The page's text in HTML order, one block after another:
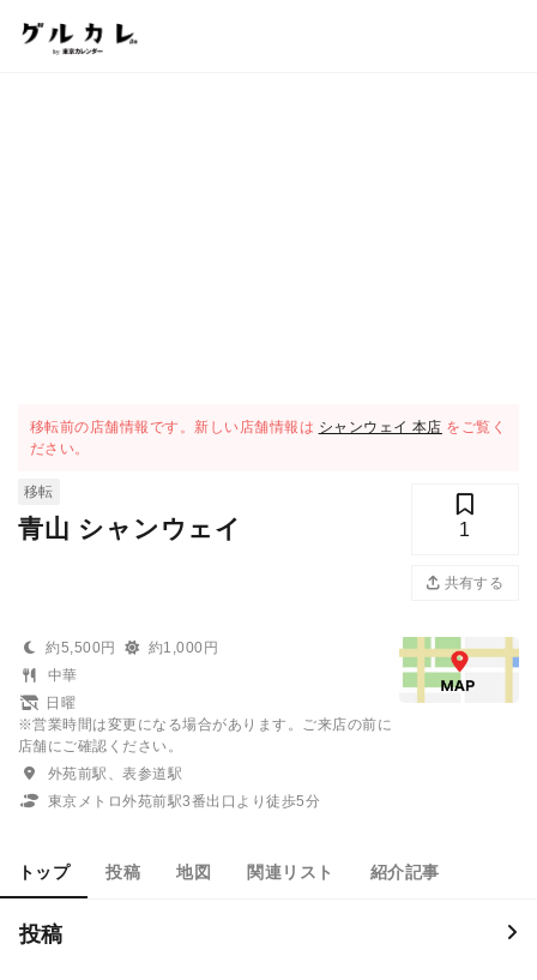
移転前の店舗情報です。新しい店舗情報は シャンウェイ 本店 をご覧く
ださい。
移転
青山 シャンウェイ 1
共有する
約5,500円
約1,000円
中華
日曜
※営業時間は変更になる場合があります。ご来店の前に
店舗にご確認ください。
外苑前駅、表参道駅
東京メトロ外苑前駅3番出口より徒歩5分
トップ 投稿 地図 関連リスト 紹介記事
投稿